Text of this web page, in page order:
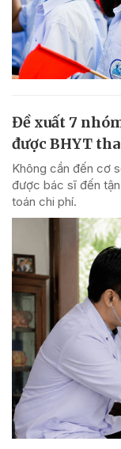
Đề xuất 7
được BHYT
Không cần đến cơ
được bác sĩ đến
toán chi phí.